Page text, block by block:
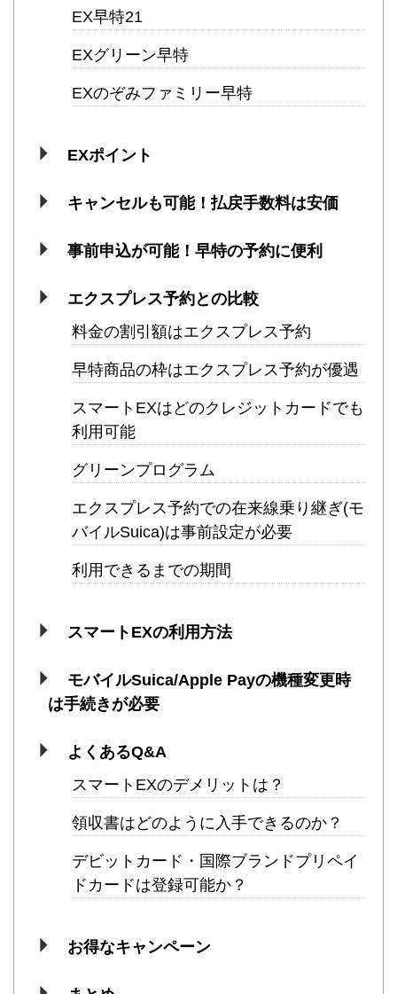
EX早特21
EXグリーン早特
EXのぞみファミリー早特
EXポイント
キャンセルも可能！払戻手数料は安価
事前申込が可能！早特の予約に便利
エクスプレス予約との比較
料金の割引額はエクスプレス予約
早特商品の枠はエクスプレス予約が優遇
スマートEXはどのクレジットカードでも
利用可能
グリーンプログラム
エクスプレス予約での在来線乗り継ぎ(モ
バイルSuica)は事前設定が必要
利用できるまでの期間
スマートEXの利用方法
モバイルSuica/Apple Payの機種変更時
は手続きが必要
よくあるQ&A
スマートEXのデメリットは？
領収書はどのように入手できるのか？
デビットカード・国際ブランドプリペイ
ドカードは登録可能か？
お得なキャンペーン